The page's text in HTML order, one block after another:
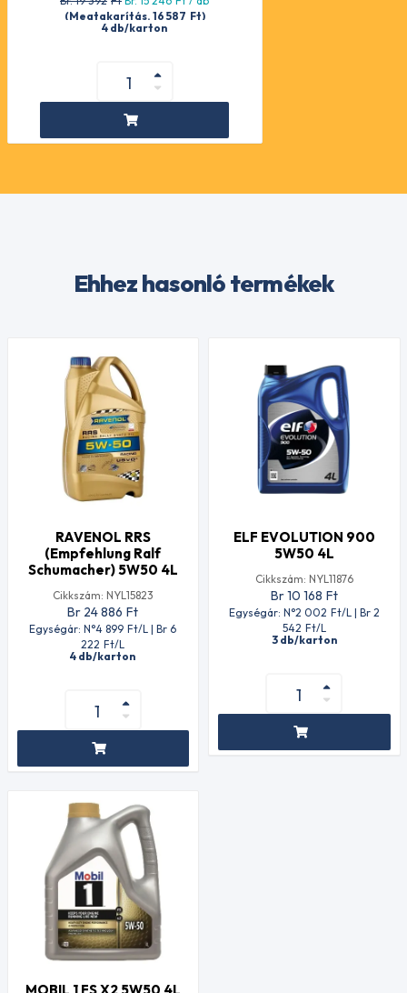
(Megtakarítás. 16 587 Ft)
4 db/karton
Ehhez hasonló termékek
RAVENOL RRS
(Empfehlung Ralf
Schumacher) 5W50 4L
Cikkszám: NYL15823
Br 24 886 Ft
Egységár: N°4 899 Ft/L | Br 6
222 Ft/L
4 db/karton
ELF EVOLUTION 900
5W50 4L
Cikkszám: NYL11876
Br 10 168 Ft
Egységár: N°2 002 Ft/L | Br 2
542 Ft/L
3 db/karton